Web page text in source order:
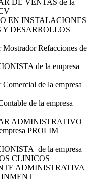
EN INSTALACIONES
Y DESARROLLOS
Refacciones de
de la empresa
de la empresa
de la empresa
ADMINISTRATIVO
PROLIM
de la empresa
CLINICOS
ADMINISTRATIVA